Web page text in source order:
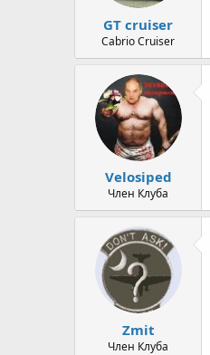
GT cruiser
Cabrio Cruiser
Velosiped
Член Клуба
Zmit
Член Клуба